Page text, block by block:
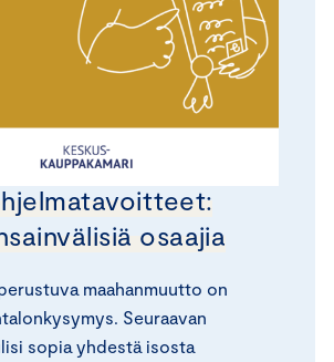
osaajia
maahanmuutto on
Seuraavan
sopia yhdestä isosta